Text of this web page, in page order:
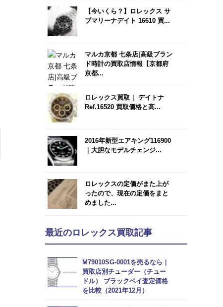
【今いくら？】ロレックス サ
ブマリーナデイト 16610 買...
マルカ京都 七条店|高級ブラン
ド時計の買取店情報【京都府
京都...
ロレックス買取｜ デイトナ
Ref.16520 買取価格と高...
2016年新型エアキング116900
｜大胆なモデルチェンジ...
ロレックスの定価がまた上が
ったので、現在の定価をまと
めました...
最近のロレックス買取記事
M79010SG-0001を売るなら｜
買取店別チューダー（チュー
ドル） ブラックベイ査定価格
を比較（2021年12月）